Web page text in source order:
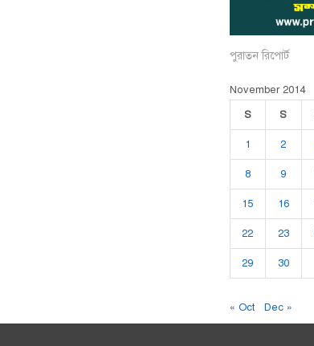
পুরাতন রিপোর্ট
November 2014
S
S
1 2
8 9
15 16
22 23
29 30
« Oct Dec »